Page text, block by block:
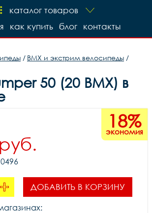
каталог товаров
контакты
блог
как купить
/ BMX и экстрим велосипеды /
50 (20 BMX) в
18%
экономия
ДОБАВИТЬ В КОРЗИНУ